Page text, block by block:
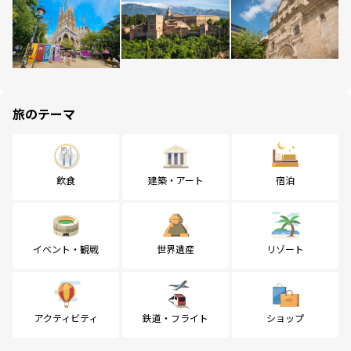
旅のテーマ
飲食 建築・アート 宿泊
イベント・観戦 世界遺産 リゾート
アクティビティ 鉄道・フライト ショップ